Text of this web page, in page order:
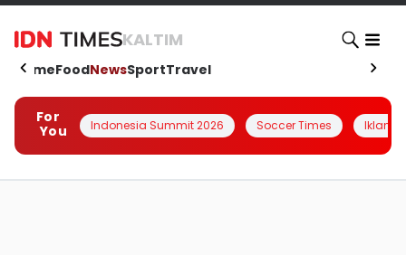
KALTIM
HomeFoodNewsSportTravel
For
You
Indonesia Summit 2026 Soccer Times Iklanin